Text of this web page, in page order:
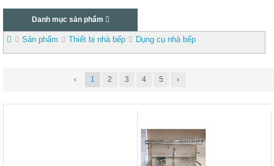
Danh mục sản phẩm
Sản phẩm Thiết bị nhà bếp Dụng cụ nhà bếp
‹ 1 2 3 4 5 ›